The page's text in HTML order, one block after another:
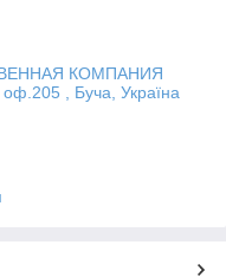
КОМПАНИЯ
, Буча, Україна